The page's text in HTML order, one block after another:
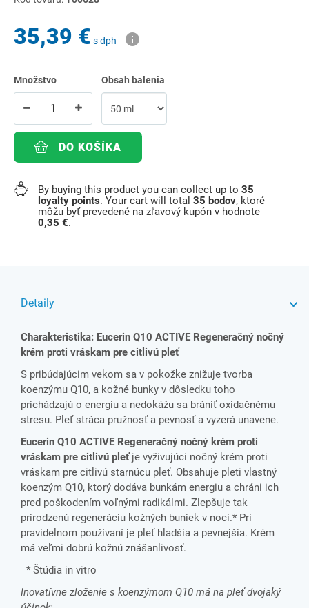
35,39 € s dph
Množstvo Obsah balenia
DO KOŠÍKA
By buying this product you can collect up to 35
loyalty points. Your cart will total 35 bodov, ktoré
môžu byť prevedené na zľavový kupón v hodnote
0,35 €.
Detaily
Charakteristika: Eucerin Q10 ACTIVE Regeneračný nočný
krém proti vráskam pre citlivú pleť
S pribúdajúcim vekom sa v pokožke znižuje tvorba
koenzýmu Q10, a kožné bunky v dôsledku toho
prichádzajú o energiu a nedokážu sa brániť oxidačnému
stresu. Pleť stráca pružnosť a pevnosť a vyzerá unavene.
Eucerin Q10 ACTIVE Regeneračný nočný krém proti
vráskam pre citlivú pleťje vyživujúci nočný krém proti
vráskam pre citlivú starnúcu pleť. Obsahuje pleti vlastný
koenzým Q10, ktorý dodáva bunkám energiu a chráni ich
pred poškodením voľnými radikálmi. Zlepšuje tak
prirodzenú regeneráciu kožných buniek v noci.* Pri
pravidelnom používaní je pleť hladšia a pevnejšia. Krém
má veľmi dobrú kožnú znášanlivosť.
* Štúdia in vitro
Inovatívne zloženie s koenzýmom Q10 má na pleť dvojaký